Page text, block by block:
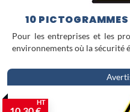
10
Pour les entreprises et les
environnements où la sécurité
HT